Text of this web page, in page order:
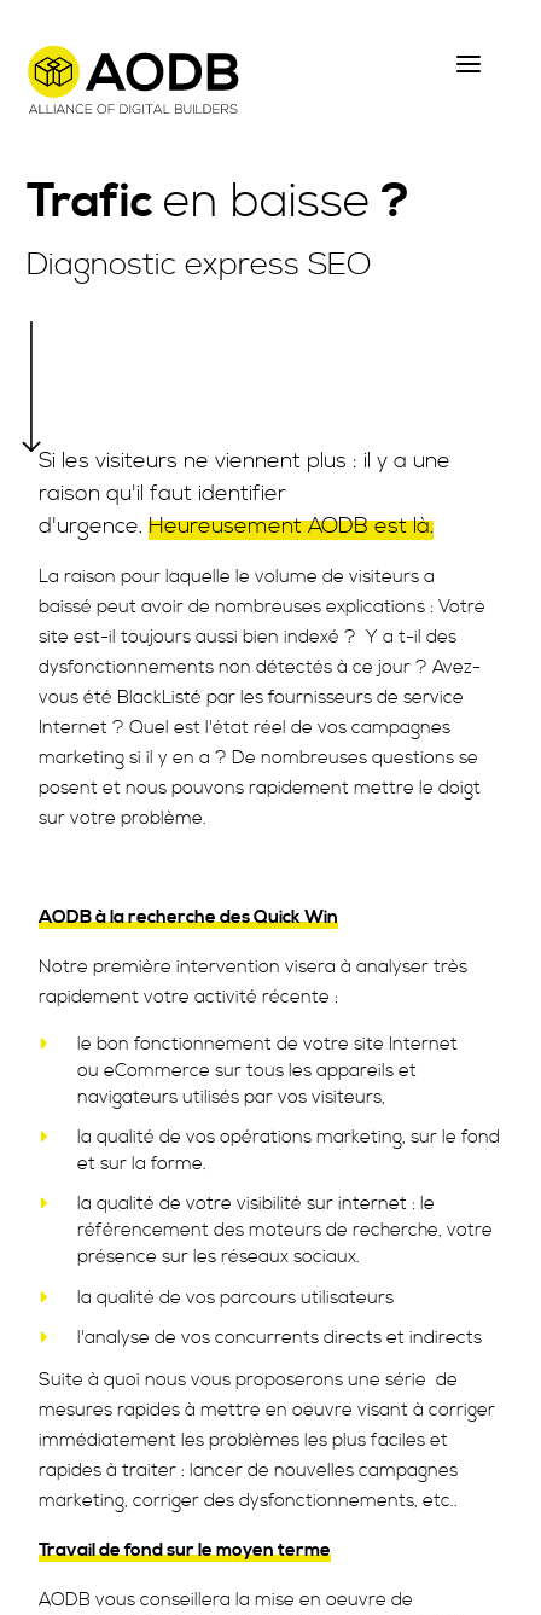
Trafic en baisse ?
Diagnostic express SEO
Si les visiteurs ne viennent plus : il y a une
raison qu'il faut identifier
d'urgence. Heureusement AODB est là.
La raison pour laquelle le volume de visiteurs a
baissé peut avoir de nombreuses explications : Votre
site est-il toujours aussi bien indexé ? Y a t-il des
dysfonctionnements non détectés à ce jour ? Avez-
vous été BlackListé par les fournisseurs de service
Internet ? Quel est l'état réel de vos campagnes
marketing si il y en a ? De nombreuses questions se
posent et nous pouvons rapidement mettre le doigt
sur votre problème.
AODB à la recherche des Quick Win
Notre première intervention visera à analyser très
rapidement votre activité récente :
le bon fonctionnement de votre site Internet
ou eCommerce sur tous les appareils et
navigateurs utilisés par vos visiteurs,
la qualité de vos opérations marketing, sur le fond
et sur la forme.
la qualité de votre visibilité sur internet : le
référencement des moteurs de recherche, votre
présence sur les réseaux sociaux.
la qualité de vos parcours utilisateurs
l'analyse de vos concurrents directs et indirects
Suite à quoi nous vous proposerons une série de
mesures rapides à mettre en oeuvre visant à corriger
immédiatement les problèmes les plus faciles et
rapides à traiter : lancer de nouvelles campagnes
marketing, corriger des dysfonctionnements, etc..
Travail de fond sur le moyen terme
AODB vous conseillera la mise en oeuvre de